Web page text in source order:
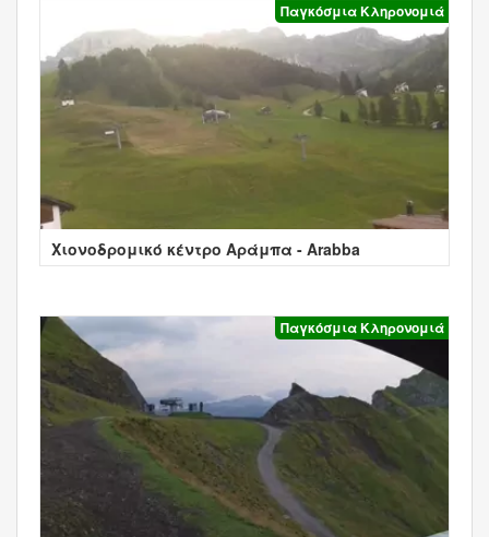
Παγκόσμια Κληρονομιά
Χιονοδρομικό κέντρο Αράμπα - Arabba
Παγκόσμια Κληρονομιά